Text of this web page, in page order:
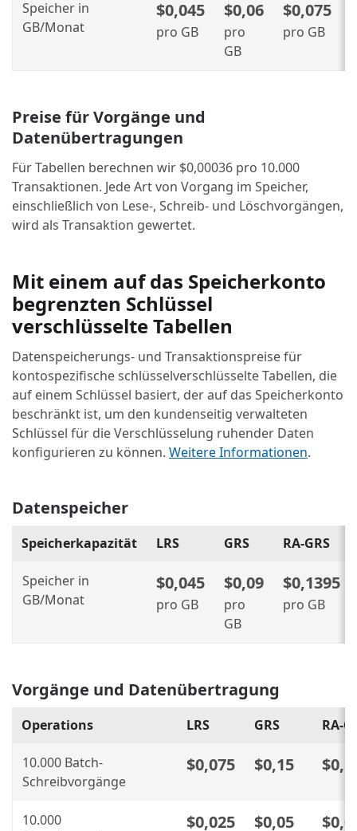
Speicher in
GB/Monat
$0,045
pro GB
$0,06
pro
GB
$0,075
pro GB
Preise für Vorgänge und
Datenübertragungen
Für Tabellen berechnen wir $0,00036 pro 10.000
Transaktionen. Jede Art von Vorgang im Speicher,
einschließlich von Lese-, Schreib- und Löschvorgängen,
wird als Transaktion gewertet.
Mit einem auf das Speicherkonto
begrenzten Schlüssel
verschlüsselte Tabellen
Datenspeicherungs- und Transaktionspreise für
kontospezifische schlüsselverschlüsselte Tabellen, die
auf einem Schlüssel basiert, der auf das Speicherkonto
beschränkt ist, um den kundenseitig verwalteten
Schlüssel für die Verschlüsselung ruhender Daten
konfigurieren zu können. Weitere Informationen.
Datenspeicher
Speicherkapazität LRS GRS RA-GRS
Speicher in
GB/Monat
$0,045
pro GB
$0,09
pro
GB
$0,1395
pro GB
Vorgänge und Datenübertragung
Operations LRS GRS RA-
10.000 Batch-
Schreibvorgänge
$0,075 $0,15
10.000
$0,025 $0,05